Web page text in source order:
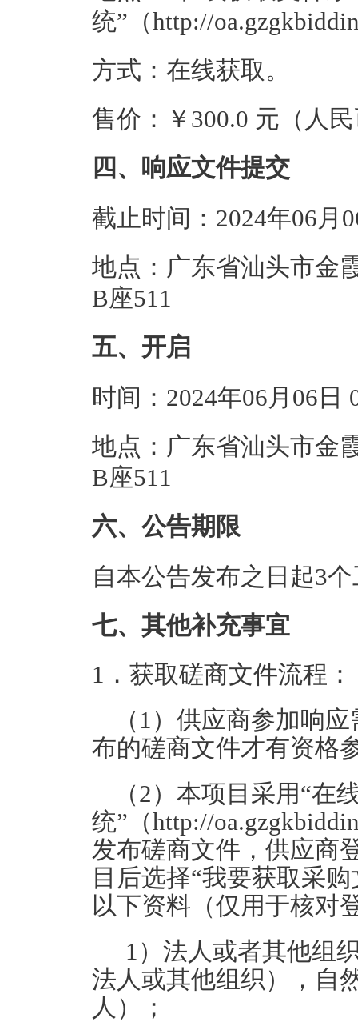
统”（http://
方式：在线获取。
售价：￥300.0 元（人
四、响应文件提交
截止时间：2024年06月
地点：广东省汕头市金
B座511
五、开启
时间：2024年06月06日
地点：广东省汕头市金
B座511
六、公告期限
自本公告发布之日起3
七、其他补充事宜
1． 获取磋商文件流程：
（1） 供应商参加响应
布的磋商文件才有资格
（2）本项目采用“在
统”（http://
发布磋商文件，供应商
目后选择“我要获取采
以下资料（仅用于核对
1）法人或者其他组
法人或其他组织），自
人）；